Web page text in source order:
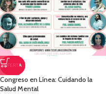
OFERTA
Congreso en Línea: Cuidando la
Salud Mental